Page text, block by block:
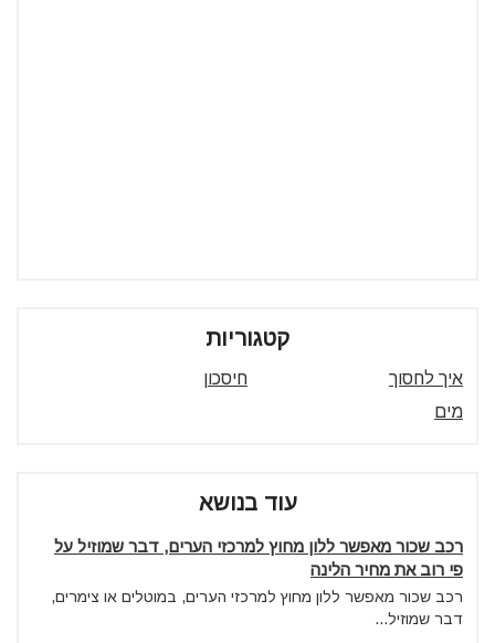
קטגוריות
איך לחסוך
חיסכון
מים
עוד בנושא
רכב שכור מאפשר ללון מחוץ למרכזי הערים, דבר שמוזיל על
פי רוב את מחיר הלינה
רכב שכור מאפשר ללון מחוץ למרכזי הערים, במוטלים או צימרים,
דבר שמוזיל...